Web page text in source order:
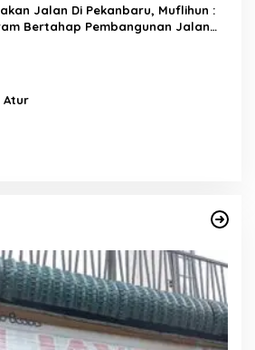
Jalan Di Pekanbaru, Muflihun :
Bertahap Pembangunan Jalan
Atur